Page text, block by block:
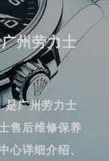
州劳力士
是广州劳力士
售后维修保养
心详细介绍、